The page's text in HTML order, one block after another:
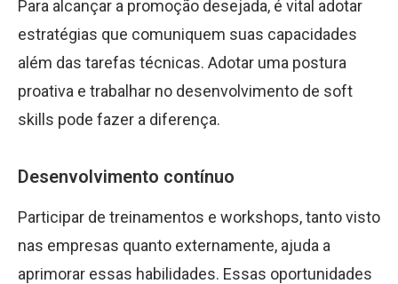
Para alcançar a promoção desejada, é vital adotar
estratégias que comuniquem suas capacidades
além das tarefas técnicas. Adotar uma postura
proativa e trabalhar no desenvolvimento de soft
skills pode fazer a diferença.
Desenvolvimento contínuo
Participar de treinamentos e workshops, tanto visto
nas empresas quanto externamente, ajuda a
aprimorar essas habilidades. Essas oportunidades